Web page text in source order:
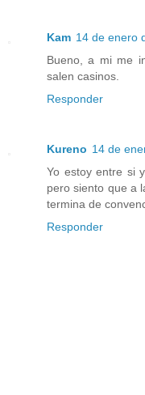
Kam 14 de enero
Bueno, a mi me
salen casinos.
Responder
Kureno 14 de
Yo estoy entre si
pero siento que a
termina de
Responder